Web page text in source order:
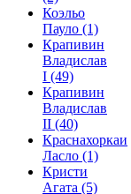
Коэльо
Пауло (1)
Крапивин
Владислав
I (49)
Крапивин
Владислав
II (40)
Краснахоркаи
Ласло (1)
Кристи
Агата (5)